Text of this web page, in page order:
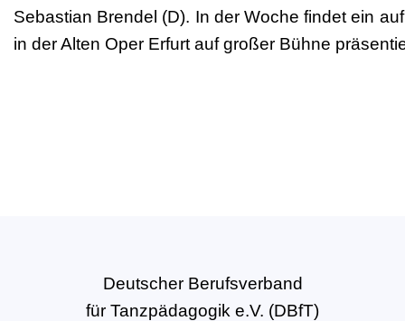
Sebastian Brendel (D). In der Woche findet ein
in der Alten Oper Erfurt auf großer Bühne
Deutscher Berufsverband
für Tanzpädagogik e.V. (DBfT)